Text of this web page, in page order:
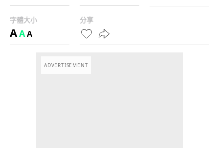
字體大小
AAA
分享
ADVERTISEMENT